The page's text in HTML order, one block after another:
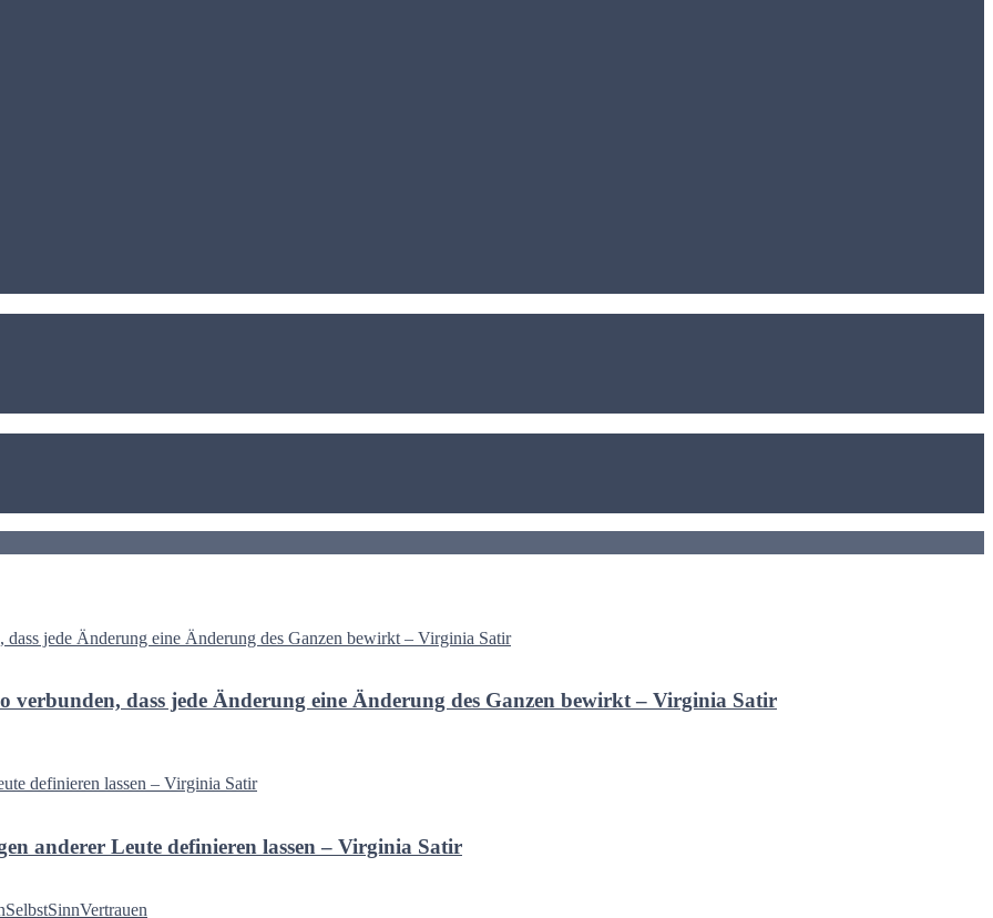
verbunden, dass jede Änderung eine Änderung des Ganzen bewirkt – Virginia Satir
anderer Leute definieren lassen – Virginia Satir
SelbstSinnVertrauen